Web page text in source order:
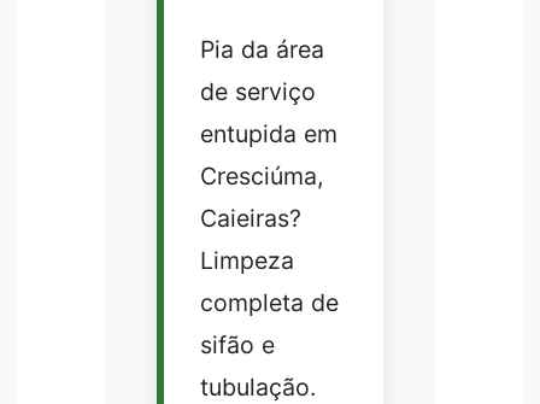
Pia da área
de serviço
entupida em
Cresciúma,
Caieiras?
Limpeza
completa de
sifão e
tubulação.